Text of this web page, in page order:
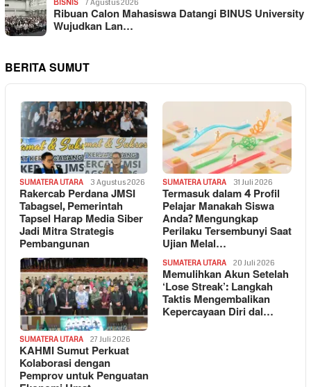
BISNIS 7 Agustus 2026
Ribuan Calon Mahasiswa Datangi BINUS University
Wujudkan Lan…
BERITA SUMUT
SUMATERA UTARA 3 Agustus 2026
Rakercab Perdana JMSI
Tabagsel, Pemerintah
Tapsel Harap Media Siber
Jadi Mitra Strategis
Pembangunan
SUMATERA UTARA 31 Juli 2026
Termasuk dalam 4 Profil
Pelajar Manakah Siswa
Anda? Mengungkap
Perilaku Tersembunyi Saat
Ujian Melal…
SUMATERA UTARA 27 Juli 2026
KAHMI Sumut Perkuat
Kolaborasi dengan
Pemprov untuk Penguatan
SUMATERA UTARA 20 Juli 2026
Memulihkan Akun Setelah
‘Lose Streak’: Langkah
Taktis Mengembalikan
Kepercayaan Diri dal…